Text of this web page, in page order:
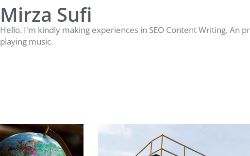
Mirza Sufi
Hello. I'm kindly making experiences in SEO Content Writing. An
playing music.